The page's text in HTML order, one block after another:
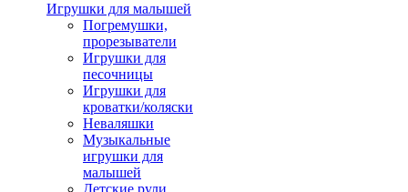
Игрушки для малышей
Погремушки,
прорезыватели
Игрушки для
песочницы
Игрушки для
кроватки/коляски
Неваляшки
Музыкальные
игрушки для
малышей
Детские рули